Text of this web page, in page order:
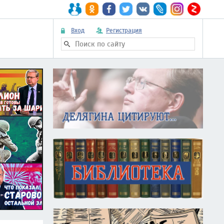
Вход Регистрация